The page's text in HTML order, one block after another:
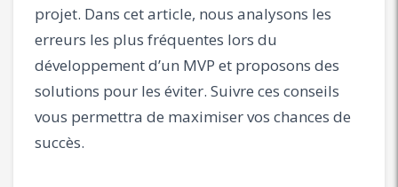
projet. Dans cet article, nous analysons les
erreurs les plus fréquentes lors du
développement d’un MVP et proposons des
solutions pour les éviter. Suivre ces conseils
vous permettra de maximiser vos chances de
succès.